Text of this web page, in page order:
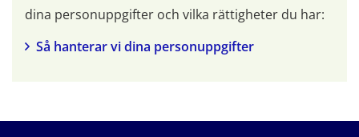
dina personuppgifter och vilka rättigheter du har:
Så hanterar vi dina personuppgifter